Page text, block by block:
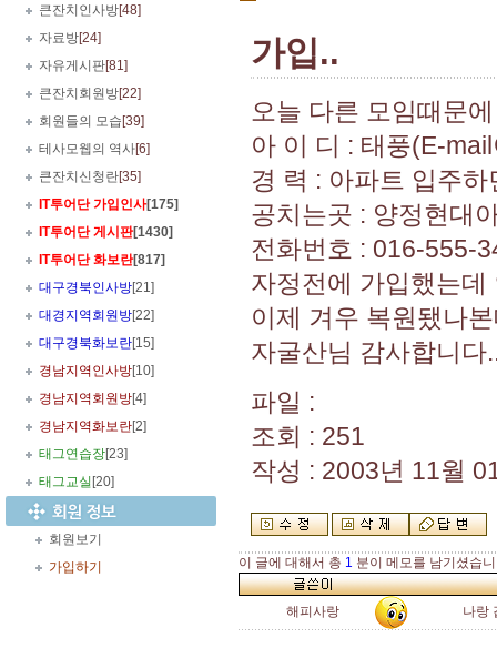
큰잔치인사방[48]
자료방[24]
자유게시판[81]
큰잔치회원방[22]
회원들의 모습 [39]
테사모웹의 역사[6]
큰잔치신청란[35]
IT투어단 가입인사[175]
IT투어단 게시판[1430]
IT투어단 화보란[817]
대구경북인사방[21]
대경지역회원방[22]
대구경북화보란[15]
경남지역인사방[10]
경남지역회원방[4]
경남지역화보란[2]
태그연습장[23]
태그교실 [20]
회원보기
가입하기
가입..
오늘 다른 모임때문
아 이 디 : 태풍(E-
경 력 : 아파트 입주
공치는곳 : 양정현대
전화번호 : 016-555-
자정전에 가입했는
이제 겨우 복원됐나
자굴산님 감사합니
파일 :
조회 : 251
작성 : 2003년 11월
이 글에 대해서 총 1 분이 메모를 남기셨습
해피사랑 나랑